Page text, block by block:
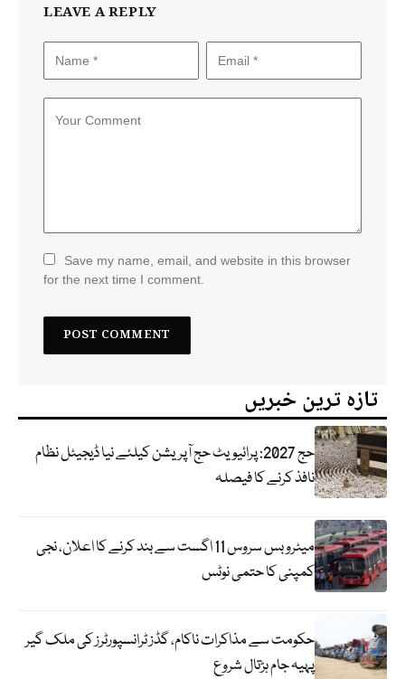
LEAVE A REPLY
Save my name, email, and website in this browser
for the next time I comment.
تازہ ترین خبریں
حج 2027: پرائیویٹ حج آپریشن کیلئے نیا ڈیجیٹل نظام
نافذ کرنے کا فیصلہ
میٹرو بس سروس 11 اگست سے بند کرنے کا اعلان، نجی
کمپنی کا حتمی نوٹس
حکومت سے مذاکرات ناکام، گڈز ٹرانسپورٹرز کی ملک گیر
پہیہ جام ہڑتال شروع